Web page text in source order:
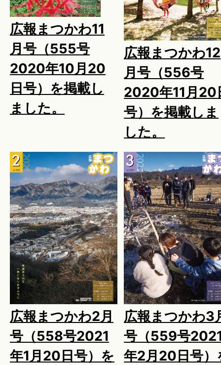
広報まつかわ11
月号（555号
2020年10月20
日号）を掲載し
ました。
広報まつかわ12
月号（556号
2020年11月20
号）を掲載しま
した。
広報まつかわ2月
号（558号2021
年1月20日号）を
広報まつかわ3
号（559号
年2月20日号）